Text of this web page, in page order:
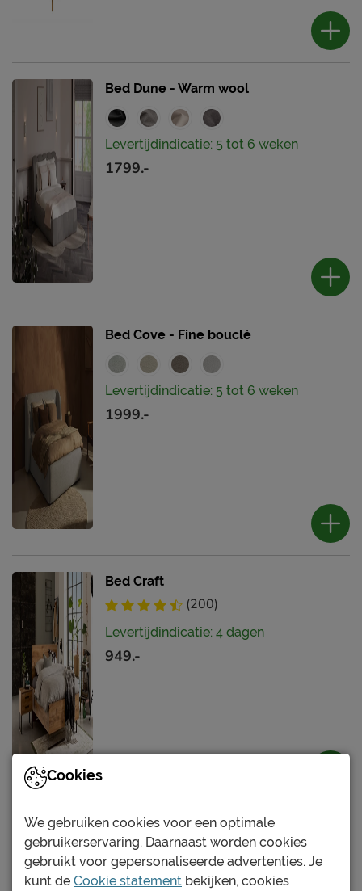
Bed Dune - Warm wool
Levertijdindicatie: 5 tot 6 weken
1799.-
Bed Cove - Fine bouclé
Levertijdindicatie: 5 tot 6 weken
1999.-
Bed Craft
(200)
Levertijdindicatie: 4 dagen
949.-
Bed Glasgow
Levertijdindicatie: 4 dagen
569.-
Cookies
We gebruiken cookies voor een optimale
gebruikerservaring. Daarnaast worden cookies
gebruikt voor gepersonaliseerde advertenties. Je
kunt de Cookie statement bekijken, cookies